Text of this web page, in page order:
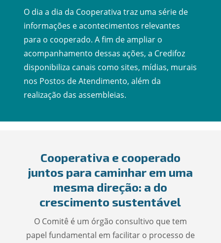
O dia a dia da Cooperativa traz uma série de
informações e acontecimentos relevantes
para o cooperado. A fim de ampliar o
acompanhamento dessas ações, a Credifoz
disponibiliza canais como sites, mídias, murais
nos Postos de Atendimento, além da
realização das assembleias.
Cooperativa e cooperado
juntos para caminhar em uma
mesma direção: a do
crescimento sustentável
O Comitê é um órgão consultivo que tem
papel fundamental em facilitar o processo de